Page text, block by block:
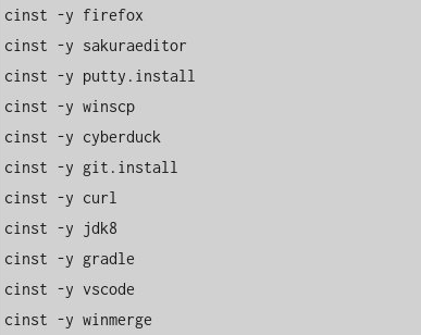
cinst -y firefox
cinst -y sakuraeditor
cinst -y putty.install
cinst -y winscp
cinst -y cyberduck
cinst -y git.install
cinst -y curl
cinst -y jdk8
cinst -y gradle
cinst -y vscode
cinst -y winmerge